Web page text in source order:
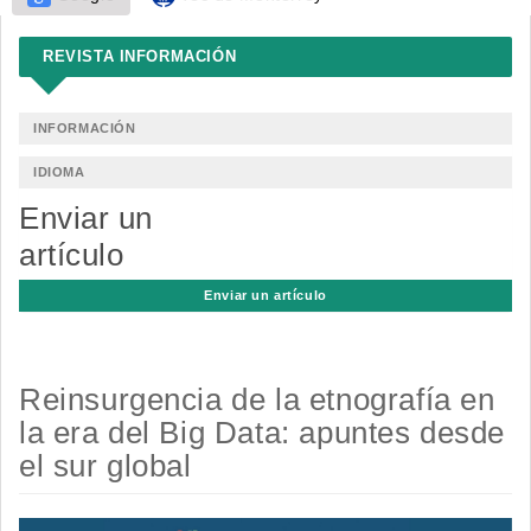
REVISTA INFORMACIÓN
INFORMACIÓN
IDIOMA
Enviar un
artículo
Enviar un artículo
Reinsurgencia de la etnografía en
la era del Big Data: apuntes desde
el sur global